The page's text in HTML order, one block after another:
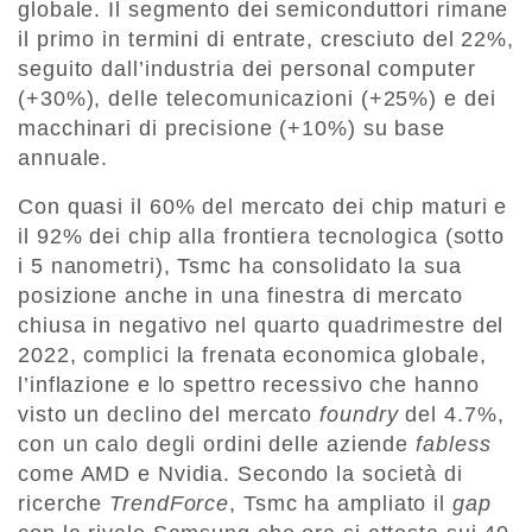
globale. Il segmento dei semiconduttori rimane
il primo in termini di entrate, cresciuto del 22%,
seguito dall’industria dei personal computer
(+30%), delle telecomunicazioni (+25%) e dei
macchinari di precisione (+10%) su base
annuale.
Con quasi il 60% del mercato dei chip maturi e
il 92% dei chip alla frontiera tecnologica (sotto
i 5 nanometri), Tsmc ha consolidato la sua
posizione anche in una finestra di mercato
chiusa in negativo nel quarto quadrimestre del
2022, complici la frenata economica globale,
l’inflazione e lo spettro recessivo che hanno
visto un declino del mercatofoundrydel 4.7%,
con un calo degli ordini delle aziendefabless
come AMD e Nvidia. Secondo la società di
ricerche TrendForce, Tsmc ha ampliato il gap